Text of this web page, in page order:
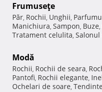
Frumuseţe
Păr, Rochii, Unghii,
Manichiura, Sampon, Buze,
Tratament celulita, Salonul
Modă
Rochii, Rochii de seara,
Pantofi, Rochii elegante,
Ochelari de soare,